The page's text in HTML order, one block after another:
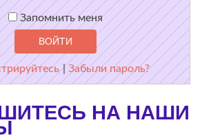
Запомнить меня
|Забыли пароль?
НА НАШИ